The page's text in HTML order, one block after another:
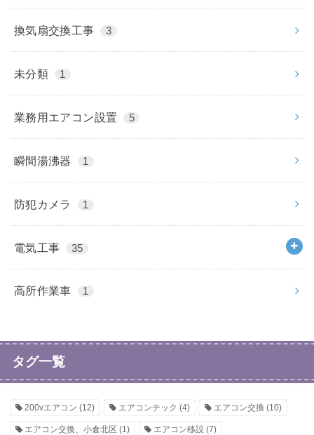
換気扇交換工事 3
未分類 1
業務用エアコン設置 5
瞬間湯沸器 1
防犯カメラ 1
電気工事 35
高所作業車 1
タグ一覧
200vエアコン (12) エアコンテック (4) エアコン交換 (10)
エアコン交換、小倉北区 (1) エアコン移設 (7)